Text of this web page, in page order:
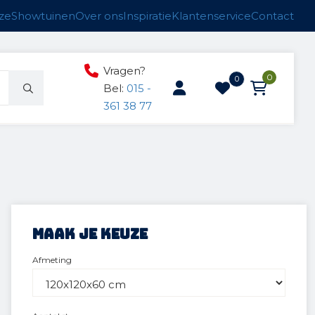
ShowtuinenOver onsInspiratieKlantenserviceContact
Vragen?
Bel: 015 -
361 38 77
0 0
Maak je keuze
Afmeting